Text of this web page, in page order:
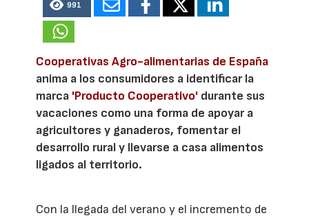
991
Cooperativas Agro-alimentarias de España
anima a los consumidores a identificar la
marca 'Producto Cooperativo' durante sus
vacaciones como una forma de apoyar a
agricultores y ganaderos, fomentar el
desarrollo rural y llevarse a casa alimentos
ligados al territorio.
Con la llegada del verano y el incremento de